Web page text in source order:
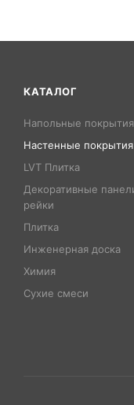
КАТАЛОГ
Напольные покрытия
Настенные покрытия
LVT Плитка
Декоративные
рейки
Плитка
Инженерная доска
Химия
Сухие смеси